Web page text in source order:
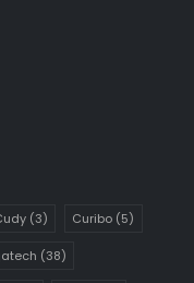
(3) Curibo (5)
(38)